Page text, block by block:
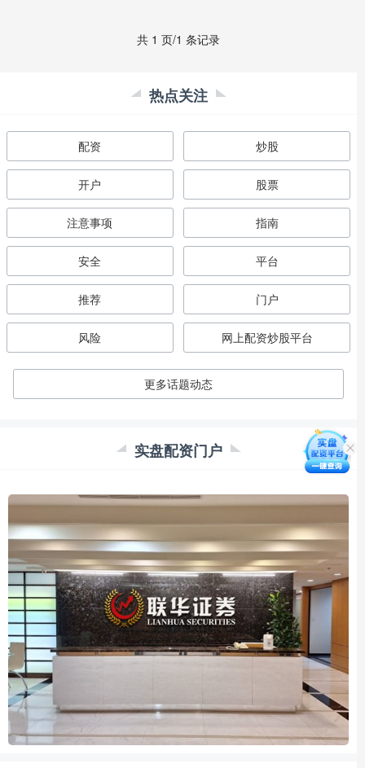
共 1 页/1 条记录
热点关注
配资 炒股
开户 股票
注意事项 指南
安全 平台
推荐 门户
风险 网上配资炒股平台
更多话题动态
实盘配资门户